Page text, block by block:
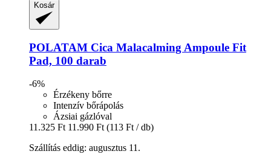
Kosár
POLATAM Cica Malacalming Ampoule Fit
Pad, 100 darab
-6%
Érzékeny bőrre
Intenzív bőrápolás
Ázsiai gázlóval
11.325 Ft 11.990 Ft (113 Ft / db)
Szállítás eddig: augusztus 11.